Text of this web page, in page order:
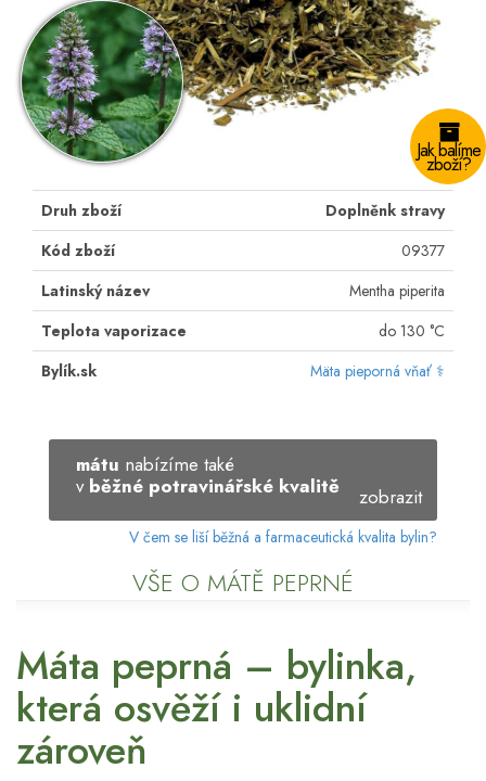
Jak balíme
zboží?
Druh zboží
Doplněnk stravy
Kód zboží
09377
Latinský název
Mentha piperita
Teplota vaporizace
do 130 °C
Bylík.sk
Mäta pieporná vňať ⚕
mátu nabízíme také
v běžné potravinářské kvalitě zobrazit
V čem se liší běžná a farmaceutická kvalita bylin?
VŠE O MÁTĚ PEPRNÉ
Máta peprná – bylinka,
která osvěží i uklidní
zároveň